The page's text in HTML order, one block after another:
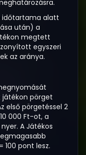
időtartama alatt
után) a
megtett
egyszeri
az aránya.
játékon pörget
első pörgetéssel 2
000 Ft-ot, a
A Játékos
100 pont lesz.